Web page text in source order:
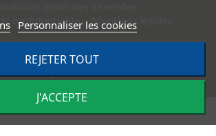
confidentialité
Mentions légales
PIÈCES - Conception & réalisation :
Impulsion
Personnaliser les cookies
REJETER TOUT
J'ACCEPTE